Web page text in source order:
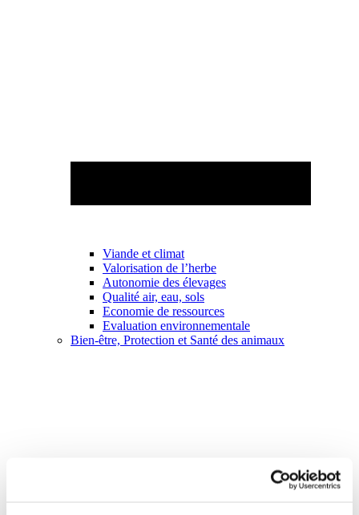
Viande et climat
Valorisation de l’herbe
Autonomie des élevages
Qualité air, eau, sols
Economie de ressources
Evaluation environnementale
Bien-être, Protection et Santé des animaux